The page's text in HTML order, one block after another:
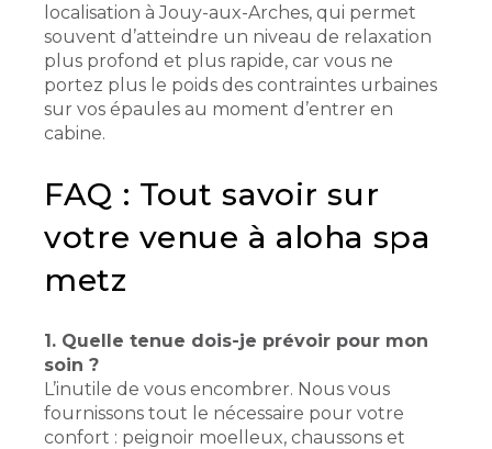
localisation à Jouy-aux-Arches, qui permet
souvent d’atteindre un niveau de relaxation
plus profond et plus rapide, car vous ne
portez plus le poids des contraintes urbaines
sur vos épaules au moment d’entrer en
cabine.
FAQ : Tout savoir sur
votre venue à aloha spa
metz
1. Quelle tenue dois-je prévoir pour mon
soin ?
L’inutile de vous encombrer. Nous vous
fournissons tout le nécessaire pour votre
confort : peignoir moelleux, chaussons et